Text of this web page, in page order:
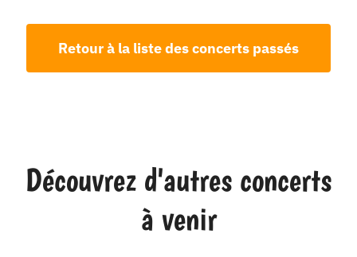
Retour à la liste des concerts passés
Découvrez d'autres concerts
à venir